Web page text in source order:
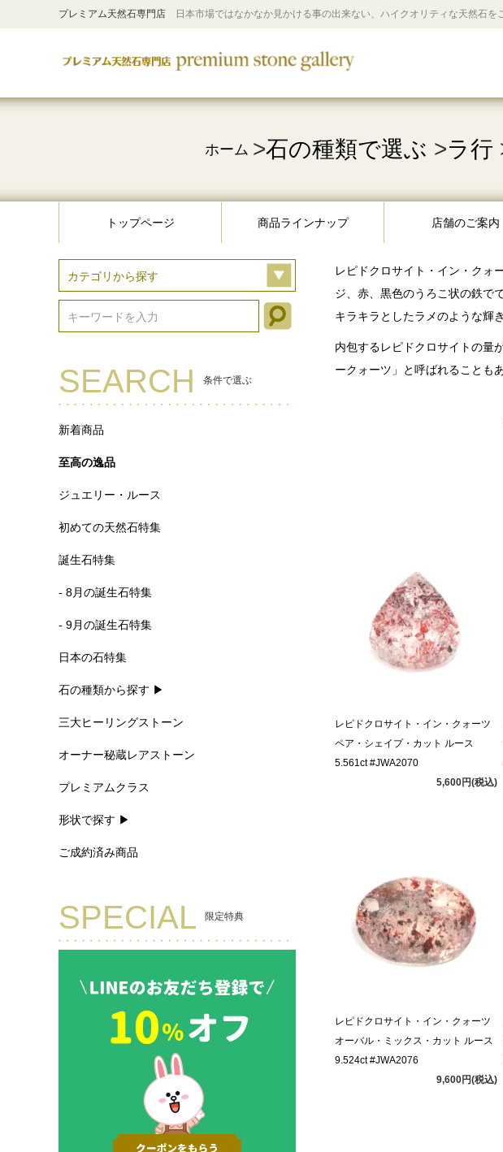
プレミアム天然石専門店 日本市場ではなかなか見かける事の出来ない、ハイクオリティな天然石を
ホーム >石の種類で選ぶ >ラ行
トップページ 商品ラインナップ 店舗のご案内
SEARCH 条件で選ぶ
新着商品
至高の逸品
ジュエリー・ルース
初めての天然石特集
誕生石特集
- 8月の誕生石特集
- 9月の誕生石特集
日本の石特集
石の種類から探す ▶
三大ヒーリングストーン
オーナー秘蔵レアストーン
プレミアムクラス
形状で探す ▶
ご成約済み商品
SPECIAL 限定特典
レピドクロサイト・イン・クォ
ジ、赤、黒色のうろこ状の鉄で
キラキラとしたラメのような輝
内包するレピドクロサイトの量
ークォーツ」と呼ばれることも
レピドクロサイト・イン・クォーツ
ペア・シェイプ・カット ルース
5.561ct #JWA2070
5,600円(税込)
レピドクロサイト・イン・クォーツ
オーバル・ミックス・カット ルース
9.524ct #JWA2076
9,600円(税込)